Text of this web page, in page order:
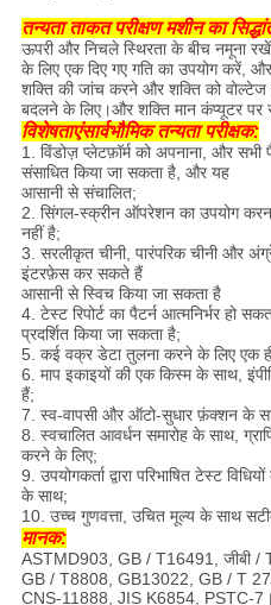
तन्यता ताकत परीक्षण मशीन का
ऊपरी और निचले स्थिरता के बीच नमूना
के लिए एक दिए गए गति का उपयोग करें,
शक्ति की जांच करने और शक्ति को
बदलने के लिए।और शक्ति मान कंप्यूटर पर
विशेषताएंसार्वभौमिक तन्यता परीक्षक:
1. विंडोज़ प्लेटफ़ॉर्म को अपनाना, और सभी
संसाधित किया जा सकता है, और यह
आसानी से संचालित;
2. सिंगल-स्क्रीन ऑपरेशन का उपयोग
नहीं है;
3. सरलीकृत चीनी, पारंपरिक चीनी और
इंटरफ़ेस कर सकते हैं
आसानी से स्विच किया जा सकता है
4. टेस्ट रिपोर्ट का पैटर्न आत्मनिर्भर हो
प्रदर्शित किया जा सकता है;
5. कई वक्र डेटा तुलना करने के लिए एक
6. माप इकाइयों की एक किस्म के साथ,
हैं;
7. स्व-वापसी और ऑटो-सुधार फ़ंक्शन के
8. स्वचालित आवर्धन समारोह के साथ,
करने के लिए;
9. उपयोगकर्ता द्वारा परिभाषित टेस्ट
के साथ;
10. उच्च गुणवत्ता, उचित मूल्य के साथ
मानक:
ASTMD903, GB / T16491, जीबी /
GB / T8808, GB13022, GB / T
CNS-11888, JIS K6854, PSTC-7।